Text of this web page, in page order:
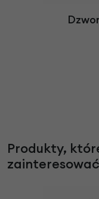
Produkty,
zainteresować